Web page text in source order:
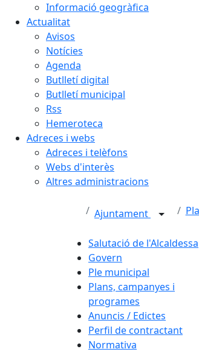
Informació geogràfica
Actualitat
Avisos
Notícies
Agenda
Butlletí digital
Butlletí municipal
Rss
Hemeroteca
Adreces i webs
Adreces i telèfons
Webs d'interès
Altres administracions
Ajuntament
Salutació de l'Alcaldessa
Govern
Ple municipal
Plans, campanyes i
programes
Anuncis / Edictes
Perfil de contractant
Normativa